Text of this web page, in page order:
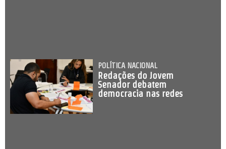
POLÍTICA NACIONAL
Redações do Jovem
Senador debatem
democracia nas redes